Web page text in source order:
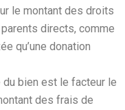
le montant des droits
directs, comme
qu’une donation
du bien est le facteur le
des frais de